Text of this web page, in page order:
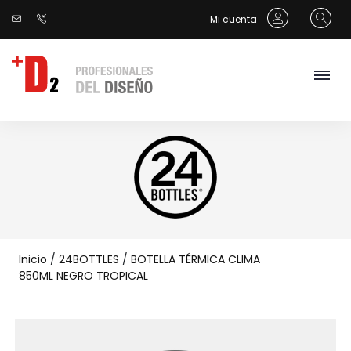
Mi cuenta
Inicio / 24BOTTLES / BOTELLA TÉRMICA CLIMA
850ML NEGRO TROPICAL